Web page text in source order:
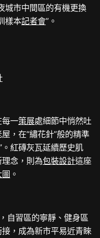
城市中間區的有機更換
樣本記者會”。
每一策展處細節中悄然吐
，在“繡花針”般的精準
。紅磚灰瓦延續歷史肌
念，則為包裝設計這座
。
自習區的寧靜、健身區
，成為新市平易近青睞